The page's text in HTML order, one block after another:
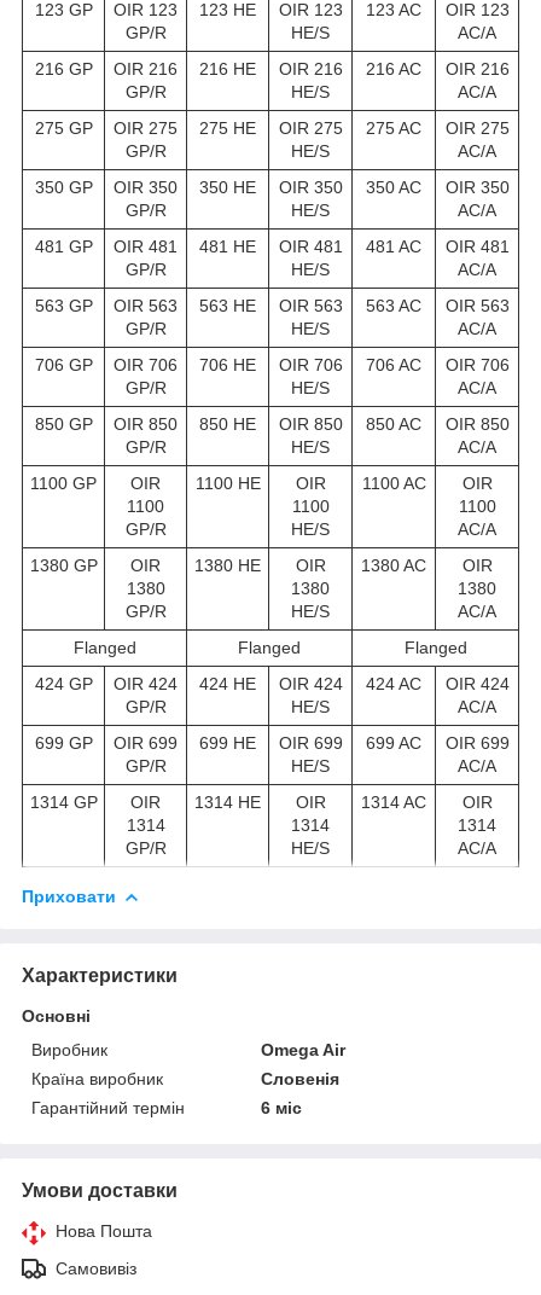
123 GP
OIR 123
GP/R
123 HE
OIR 123
HE/S
123 AC
OIR 123
AC/A
216 GP
OIR 216
GP/R
216 HE
OIR 216
HE/S
216 AC
OIR 216
AC/A
275 GP
OIR 275
GP/R
275 HE
OIR 275
HE/S
275 AC
OIR 275
AC/A
350 GP
OIR 350
GP/R
350 HE
OIR 350
HE/S
350 AC
OIR 350
AC/A
481 GP
OIR 481
GP/R
481 HE
OIR 481
HE/S
481 AC
OIR 481
AC/A
563 GP
OIR 563
GP/R
563 HE
OIR 563
HE/S
563 AC
OIR 563
AC/A
706 GP
OIR 706
GP/R
706 HE
OIR 706
HE/S
706 AC
OIR 706
AC/A
850 GP
OIR 850
GP/R
850 HE
OIR 850
HE/S
850 AC
OIR 850
AC/A
1100 GP
OIR
1100
GP/R
1100 HE
OIR
1100
HE/S
1100 AC
OIR
1100
AC/A
1380 GP
OIR
1380
GP/R
1380 HE
OIR
1380
HE/S
1380 AC
OIR
1380
AC/A
Flanged
Flanged
Flanged
424 GP
OIR 424
GP/R
424 HE
OIR 424
HE/S
424 AC
OIR 424
AC/A
699 GP
OIR 699
GP/R
699 HE
OIR 699
HE/S
699 AC
OIR 699
AC/A
1314 GP
OIR
1314
GP/R
1314 HE
OIR
1314
HE/S
1314 AC
OIR
1314
AC/A
Приховати
Характеристики
Основні
Виробник
Omega Air
Країна виробник
Словенія
Гарантійний термін
6 міс
Умови доставки
Нова Пошта
Самовивіз